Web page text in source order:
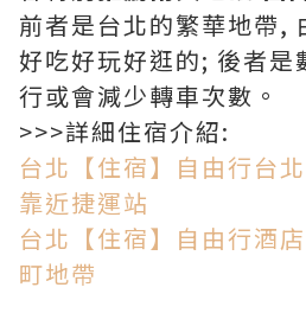
前者是台北的繁華地帶,
好吃好玩好逛的; 後者是
行或會減少轉車次數。
>>>詳細住宿介紹:
台北【住宿】自由行台
靠近捷運站
台北【住宿】自由行酒
町地帶